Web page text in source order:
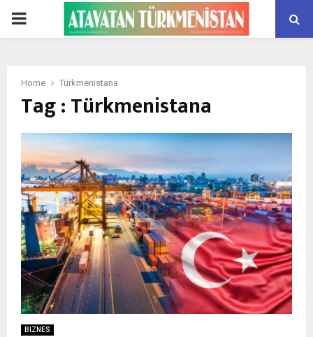
PRIMARY
Home Türkmenistana
Tag : Türkmenistana
BIZNES